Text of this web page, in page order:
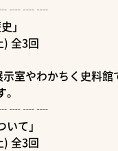
┈ ┈ ┈
」
全3回
室やわかちく史料館
┈ ┈ ┈
て」
全3回